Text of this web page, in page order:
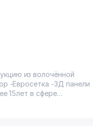
из волочённой
15лет в сфере
заказу и исполнят